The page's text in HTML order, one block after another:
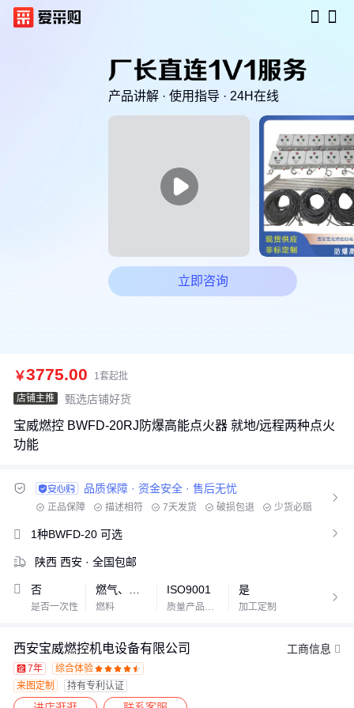
产品讲解 · 使用指导 · 24H在线

立即咨询
￥3775.00
1套起批
店铺主推
甄选店铺好货
宝威燃控 BWFD-20RJ防爆高能点火器 就地/远程两种点火
功能
品质保障 · 资金安全 · 售后无忧
正品保障 描述相符 7天发货 破损包退
少货必赔
资金安全
1V1专属客服

1种BWFD-20 可选 
陕西 西安 · 全国包邮
否
是否一次性 燃料
ISO9001
质量产品认证
是
加工定制

西安宝威燃控机电设备有限公司 工商信息
7年 综合体验     
    
来图定制 持有专利认证